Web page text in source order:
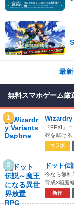
最
無料スマホゲーム厳
1 Wizardry
『FFXI』
死を賭ける
コラボ
2 ドット
今なら無料
育成×箱庭
新作